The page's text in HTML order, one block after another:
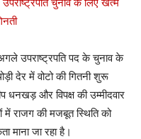
उपराष्ट्रपति पद के चुनाव के
देर में वोटो की गितनी शुरू
धनखड़ और विपक्ष की उम्मीदवार
में राजग की मजबूत स्थिति को
जा रहा है।